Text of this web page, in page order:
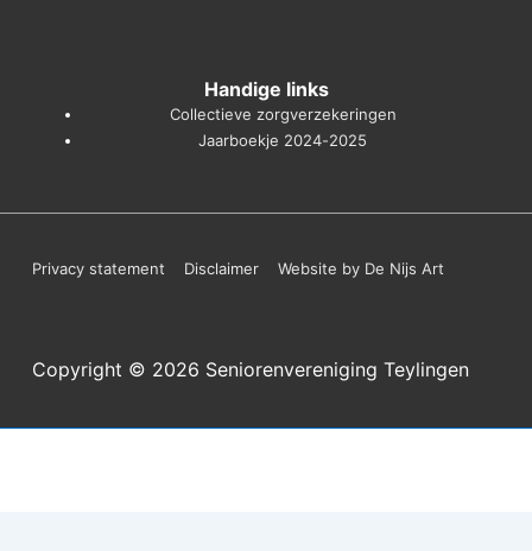
Handige links
Collectieve zorgverzekeringen
Jaarboekje 2024-2025
Footer
Privacy statement Disclaimer Website by De Nijs Art
Copyright © 2026 Seniorenvereniging Teylingen